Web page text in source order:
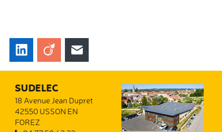
LinkedIn Viadeo
SUDELEC
18 Avenue Jean Dupret
42550 USSON EN
FOREZ